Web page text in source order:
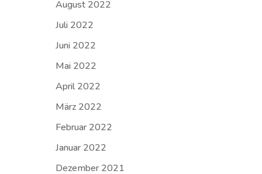
August 2022
Juli 2022
Juni 2022
Mai 2022
April 2022
März 2022
Februar 2022
Januar 2022
Dezember 2021